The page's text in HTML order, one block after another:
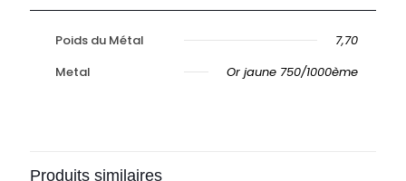
Poids du Métal
7,70
Metal
Or jaune 750/1000ème
Produits similaires